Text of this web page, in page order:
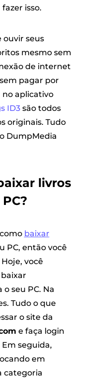
isso.
ouvir seus
mesmo sem
de internet
pagar por
no aplicativo
ID3são todos
originais. Tudo
DumpMedia
livros
baixar
PC, então você
você
seu PC. Na
Tudo o que
o site da
e faça login
seguida,
em
categoria